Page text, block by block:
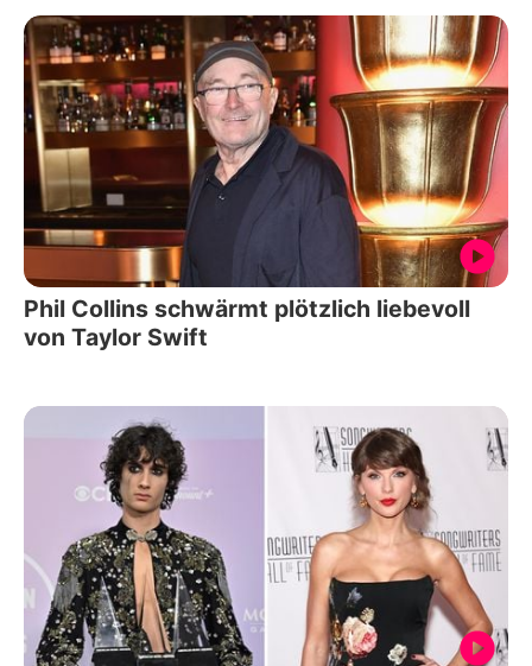
Phil Collins schwärmt plötzlich liebevoll
von Taylor Swift